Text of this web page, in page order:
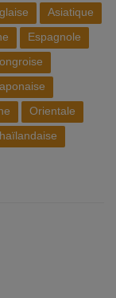
Asiatique
Espagnole
Orientale